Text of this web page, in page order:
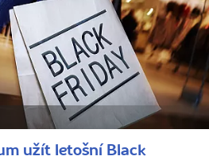
užít letošní Black